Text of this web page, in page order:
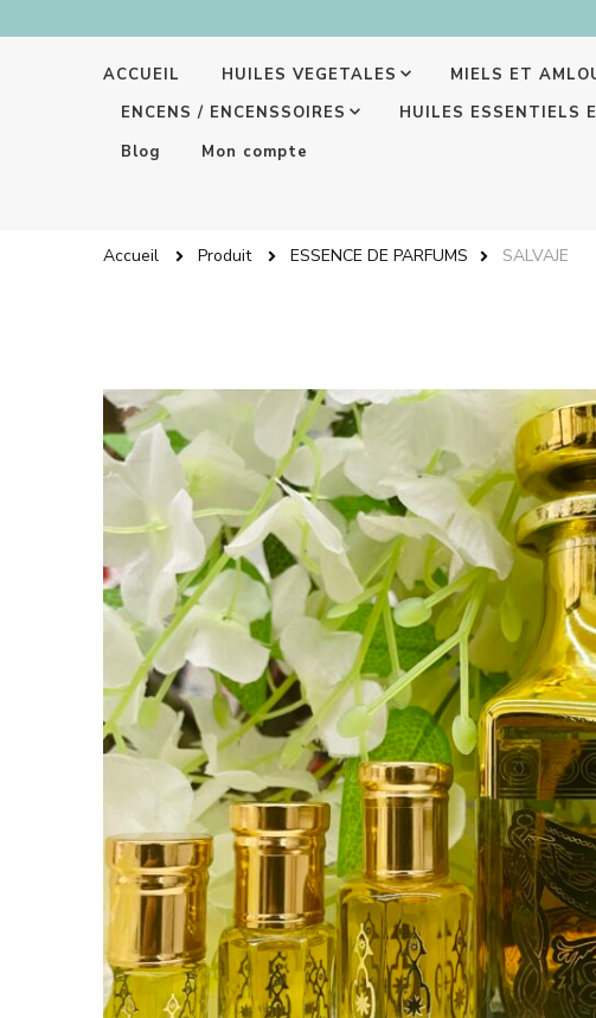
ACCUEIL HUILES VEGETALES MIELS ET
ENCENS / ENCENSSOIRES
HUILES ESSENTIELS
Blog
Mon compte
Accueil Produit ESSENCE DE PARFUMS SALVAJE